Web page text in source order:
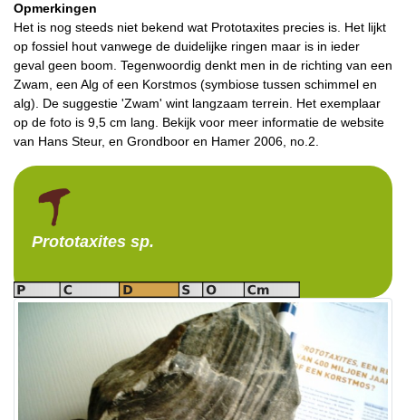
Opmerkingen
Het is nog steeds niet bekend wat Prototaxites precies is. Het lijkt
op fossiel hout vanwege de duidelijke ringen maar is in ieder
geval geen boom. Tegenwoordig denkt men in de richting van een
Zwam, een Alg of een Korstmos (symbiose tussen schimmel en
alg). De suggestie 'Zwam' wint langzaam terrein. Het exemplaar
op de foto is 9,5 cm lang. Bekijk voor meer informatie de website
van Hans Steur, en Grondboor en Hamer 2006, no.2.
Prototaxites sp.